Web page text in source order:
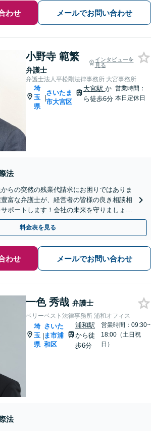
わせ メールでお問い合わせ
小野寺 範繁
弁護士
インタビューを
見る
弁護士法人平松剛法律事務所 大宮事務所
埼
玉
県
|
さいたま
市大宮区
大宮駅 か
ら徒歩6分
営業時間：
本日定休日
法
からの突然の残業代請求にお困りではありま
富な弁護士が、経営者の皆様の良き相談相
ポートします！会社の未来を守りましょう
夜間や休日相談可】
料金表を見る
わせ メールでお問い合わせ
一色 秀哉 弁護士
ベリーベスト法律事務所 浦和オフィス
埼
玉
県
|
さいた
ま市浦
和区
浦和駅
から徒
歩6分
営業時間：09:30~
18:00（土日祝
日）
法